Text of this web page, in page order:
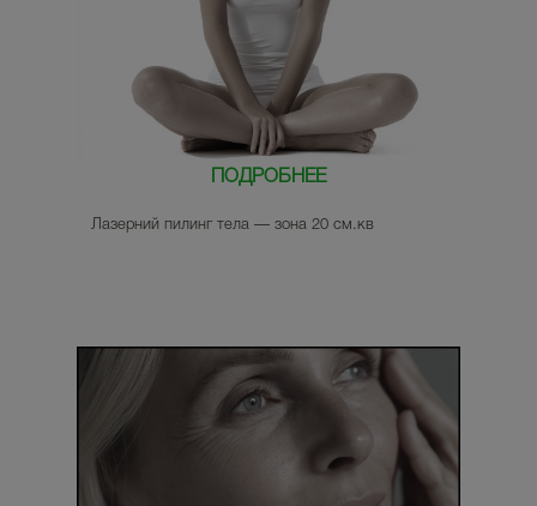
ПОДРОБНЕЕ
Лазерний пилинг тела — зона 20 см.кв